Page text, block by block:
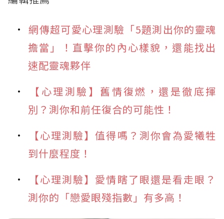
網傳超可愛心理測驗「5題測出你的靈魂
擔當」！直擊你的內心樣貌，還能找出
速配靈魂夥伴
【心理測驗】舊情復燃，還是徹底揮
別？測你和前任復合的可能性！
【心理測驗】值得嗎？測你會為愛犧牲
到什麼程度！
【心理測驗】愛情瞎了眼還是看走眼？
測你的「戀愛眼殘指數」有多高！